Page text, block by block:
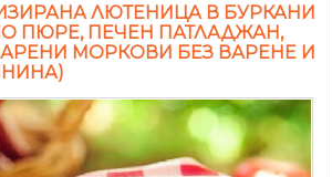
ЛЮТЕНИЦА В БУРКАНИ
ПЮРЕ, ПЕЧЕН ПАТЛАДЖАН,
МОРКОВИ БЕЗ ВАРЕНЕ И